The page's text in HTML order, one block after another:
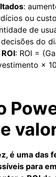
:
ou
de
do
: ROI =
×
é uma das
para